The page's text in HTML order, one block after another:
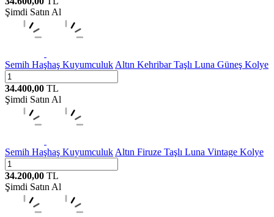
Şimdi Satın Al
Semih Haşhaş Kuyumculuk Altın Kehribar Taşlı Luna Güneş Kolye
34.400,00 TL
Şimdi Satın Al
Semih Haşhaş Kuyumculuk Altın Firuze Taşlı Luna Vintage Kolye
34.200,00 TL
Şimdi Satın Al